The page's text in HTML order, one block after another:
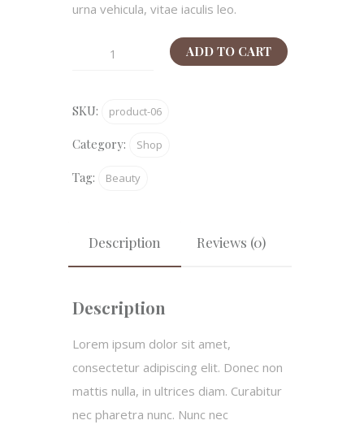
urna vehicula, vitae iaculis leo.
ADD TO CART
SKU: product-06
Category: Shop
Tag: Beauty
Description Reviews (0)
Description
Lorem ipsum dolor sit amet,
consectetur adipiscing elit. Donec non
mattis nulla, in ultrices diam. Curabitur
nec pharetra nunc. Nunc nec